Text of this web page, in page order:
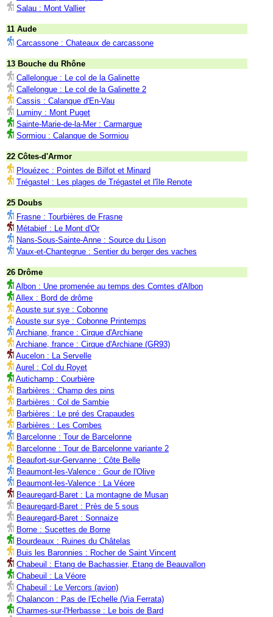
Salau : Mont Vallier
11 Aude
Carcassone : Chateaux de carcassone
13 Bouche du Rhône
Callelongue : Le col de la Galinette
Callelongue : Le col de la Galinette 2
Cassis : Calanque d'En-Vau
Luminy : Mont Puget
Sainte-Marie-de-la-Mer : Carmargue
Sormiou : Calanque de Sormiou
22 Côtes-d'Armor
Plouézec : Pointes de Bilfot et Minard
Trégastel : Les plages de Trégastel et l'île Renote
25 Doubs
Frasne : Tourbières de Frasne
Métabief : Le Mont d'Or
Nans-Sous-Sainte-Anne : Source du Lison
Vaux-et-Chantegrue : Sentier du berger des vaches
26 Drôme
Albon : Une promenée au temps des Comtes d'Albon
Allex : Bord de drôme
Aouste sur sye : Cobonne
Aouste sur sye : Cobonne Printemps
Archiane, france : Cirque d'Archiane
Archiane, france : Cirque d'Archiane (GR93)
Aucelon : La Servelle
Aurel : Col du Royet
Autichamp : Courbière
Barbières : Champ des pins
Barbières : Col de Sambie
Barbières : Le pré des Crapaudes
Barbières : Les Combes
Barcelonne : Tour de Barcelonne
Barcelonne : Tour de Barcelonne variante 2
Beaufort-sur-Gervanne : Côte Belle
Beaumont-les-Valence : Gour de l'Olive
Beaumont-les-Valence : La Véore
Beauregard-Baret : La montagne de Musan
Beauregard-Baret : Près de 5 sous
Beauregard-Baret : Sonnaize
Borne : Sucettes de Borne
Bourdeaux : Ruines du Châtelas
Buis les Baronnies : Rocher de Saint Vincent
Chabeuil : Etang de Bachassier, Etang de Beauvallon
Chabeuil : La Véore
Chabeuil : Le Vercors (avion)
Chalancon : Pas de l'Echelle (Via Ferrata)
Charmes-sur-l'Herbasse : Le bois de Bard